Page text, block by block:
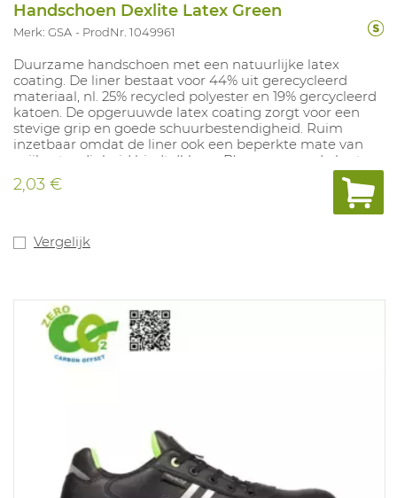
Handschoen Dexlite Latex Green
Merk: GSA ProdNr. 1049961
Duurzame handschoen met een natuurlijke latex
coating. De liner bestaat voor 44% uit gerecycleerd
materiaal, nl. 25% recycled polyester en 19% gercycleerd
katoen. De opgeruuwde latex coating zorgt voor een
stevige grip en goede schuurbestendigheid. Ruim
inzetbaar omdat de liner ook een beperkte mate van
snijbestendigheid biedt. (klasse B) en een goede korte
bescherming biedt tegen thermische risico's (tot 250°C).
Mogelijke toepassingen: algemeen onderhoud, bouw en
2,03 €
Vergelijk